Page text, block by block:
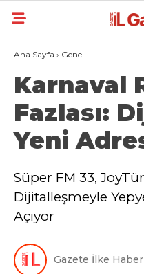
Ana Sayfa › Genel
Karnaval
Fazlası:
Yeni
Süper FM 33,
Dijitalleşmeyle
Açıyor
Gazete İlke Haber